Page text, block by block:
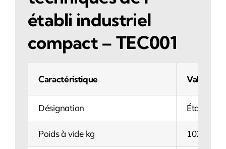
établi industriel
compact – TEC001
Caractéristique Valeur
Désignation Établi
Poids à vide kg 102